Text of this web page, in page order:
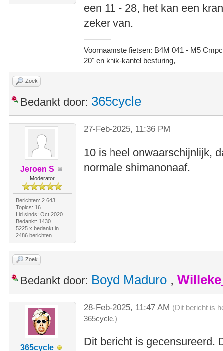
een 11 - 28, het kan een
zeker van.
Voornaamste fietsen: B4M 041 - M5
20" en knik-kantel besturing,
Zoek
Bedankt door: 365cycle
Jeroen S
Moderator
Berichten: 2.643
Topics: 16
Lid sinds: Oct 2020
Bedankt: 1430
5225 x bedankt in
2486 berichten
27-Feb-2025, 11:36 PM
10 is heel onwaarschijnlijk,
normale shimanonaaf.
Zoek
Bedankt door: Boyd Maduro ,
365cycle
28-Feb-2025, 11:47 AM (Dit bericht is
365cycle.)
Dit bericht is gecensureerd.